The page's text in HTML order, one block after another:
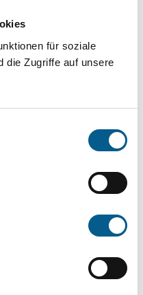
für soziale
die Zugriffe auf unsere
Bei der
Bereichen oder
Suchen